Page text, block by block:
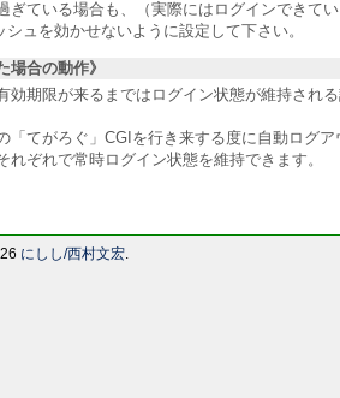
ぎている場合も、（実際にはログインでき
ュを効かせないように設定して下さい。
場合の動作》
効期限が来るまではログイン状態が維持され
てがろぐ」CGIを行き来する度に自動ログ
ぞれで常時ログイン状態を維持できます。
にしし/西村文宏.